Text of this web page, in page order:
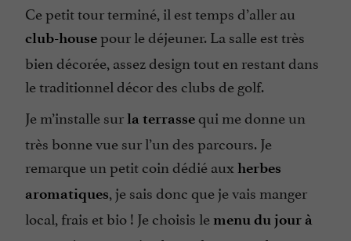
Ce petit tour terminé, il est temps d’aller au
club-housepour le déjeuner. La salle est très
bien décorée, assez design tout en restant dans
le traditionnel décor des clubs de golf.
Je m’installe surla terrassequi me donne un
très bonne vue sur l’un des parcours. Je
remarque un petit coin dédié aux herbes
aromatiques, je sais donc que je vais manger
local, frais et bio ! Je choisis le menu du jour à